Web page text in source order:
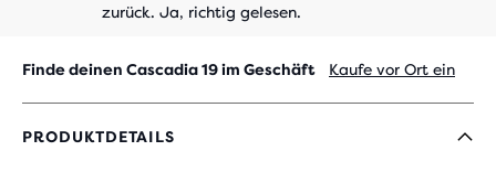
zurück. Ja, richtig gelesen.
Finde deinen Cascadia 19 im Geschäft Kaufe vor Ort ein
PRODUKTDETAILS